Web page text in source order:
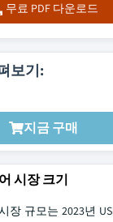
무료 PDF 다운로드
보기:
지금 구매
시장 크기
장 규모는 2023년